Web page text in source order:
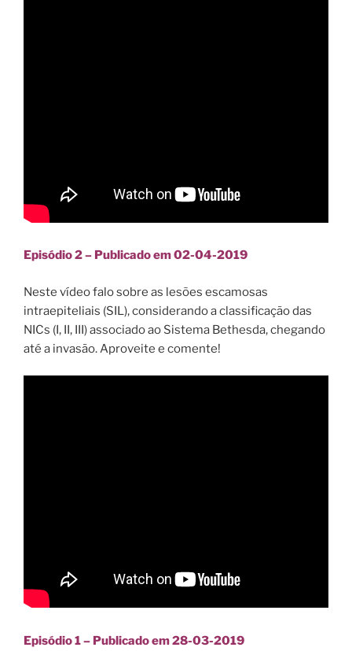
Episódio 2 – Publicado em 02-04-2019
Neste vídeo falo sobre as lesões escamosas
intraepiteliais (SIL), considerando a classificação das
NICs (I, II, III) associado ao Sistema Bethesda, chegando
até a invasão. Aproveite e comente!
Episódio 1 – Publicado em 28-03-2019